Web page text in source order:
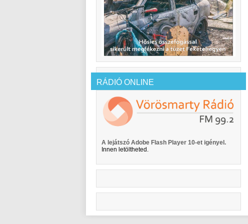
RÁDIÓ ONLINE
A lejátszó Adobe Flash Player 10-et igényel.
Innen letöltheted.